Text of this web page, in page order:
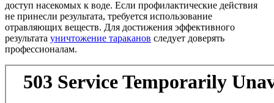
доступ насекомых к воде. Если профилактические действия
не принесли результата, требуется использование
отравляющих веществ. Для достижения эффективного
результата уничтожение тараканов следует доверять
профессионалам.